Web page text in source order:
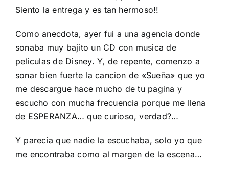
Siento la entrega y es tan hermoso!!
Como anecdota, ayer fui a una agencia donde
sonaba muy bajito un CD con musica de
peliculas de Disney. Y, de repente, comenzo a
sonar bien fuerte la cancion de «Sueña» que yo
me descargue hace mucho de tu pagina y
escucho con mucha frecuencia porque me llena
de ESPERANZA… que curioso, verdad?…
Y parecia que nadie la escuchaba, solo yo que
me encontraba como al margen de la escena…